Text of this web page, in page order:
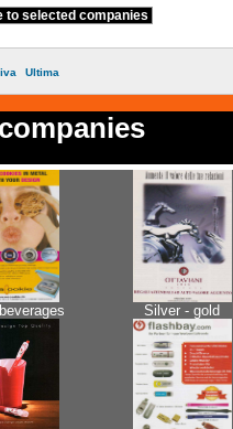
to selected companies
Ultima
Silver - gold